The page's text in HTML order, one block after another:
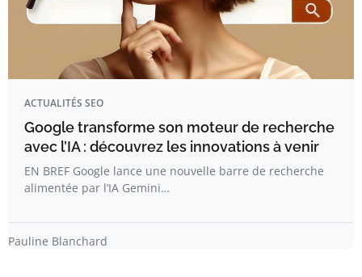
ACTUALITÉS SEO
Google transforme son moteur de recherche
avec l’IA : découvrez les innovations à venir
EN BREF Google lance une nouvelle barre de recherche
alimentée par l’IA Gemini…
Pauline Blanchard